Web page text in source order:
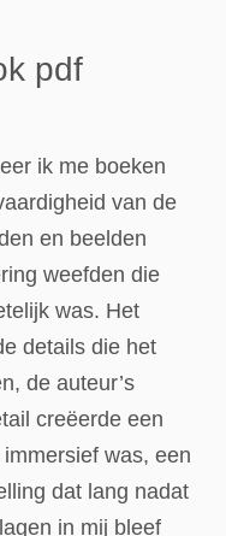
pdf
ik me boeken
van de
en beelden
weefden die
was. Het
details die het
de auteur’s
creëerde een
was, een
dat lang nadat
in mij bleef